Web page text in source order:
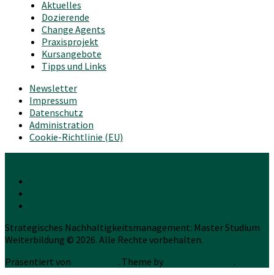
Aktuelles
Dozierende
Change Agents
Praxisprojekt
Kursangebote
Tipps und Links
Newsletter
Impressum
Datenschutz
Administration
Cookie-Richtlinie (EU)
Strategisches Nachhaltigkeitsmanagement: Master Studium
Weiterbildung © 2026. Alle Rechte vorbehalten.
Präsentiert von
. Theme by .